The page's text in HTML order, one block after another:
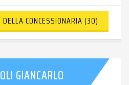
CONCESSIONARIA (30)
GIANCARLO